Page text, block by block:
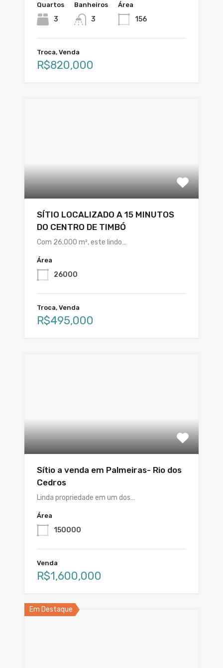
Quartos
3
Banheiros
3
Área
156
Troca, Venda
R$820,000
SÍTIO LOCALIZADO A 15 MINUTOS
DO CENTRO DE TIMBÓ
Com 26.000 m², este lindo…
Área
26000
Troca, Venda
R$495,000
Sítio a venda em Palmeiras- Rio dos
Cedros
Linda propriedade em um dos…
Área
150000
Venda
R$1,600,000
Em Destaque